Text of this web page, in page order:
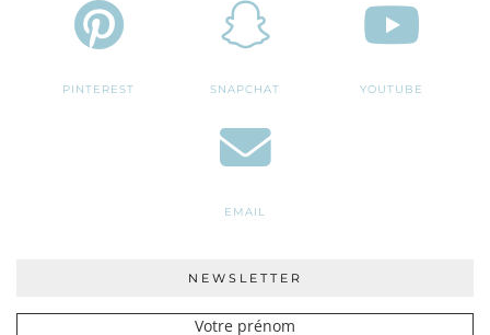
PINTEREST SNAPCHAT YOUTUBE
EMAIL
NEWSLETTER
Votre prénom